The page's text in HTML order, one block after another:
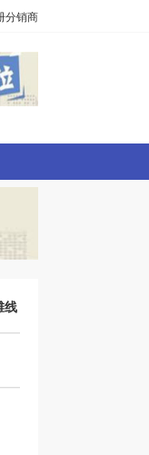
分销商
线